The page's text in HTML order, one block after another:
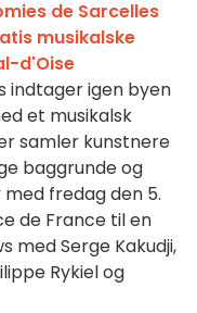
de Sarcelles
musikalske
d'Oise
indtager igen byen
et musikalsk
samler kunstnere
baggrunde og
fredag den 5.
de France til en
Serge Kakudji,
Rykiel og